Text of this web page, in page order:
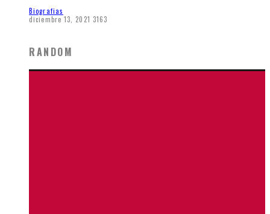
Biografias
diciembre 13, 2021 3163
RANDOM